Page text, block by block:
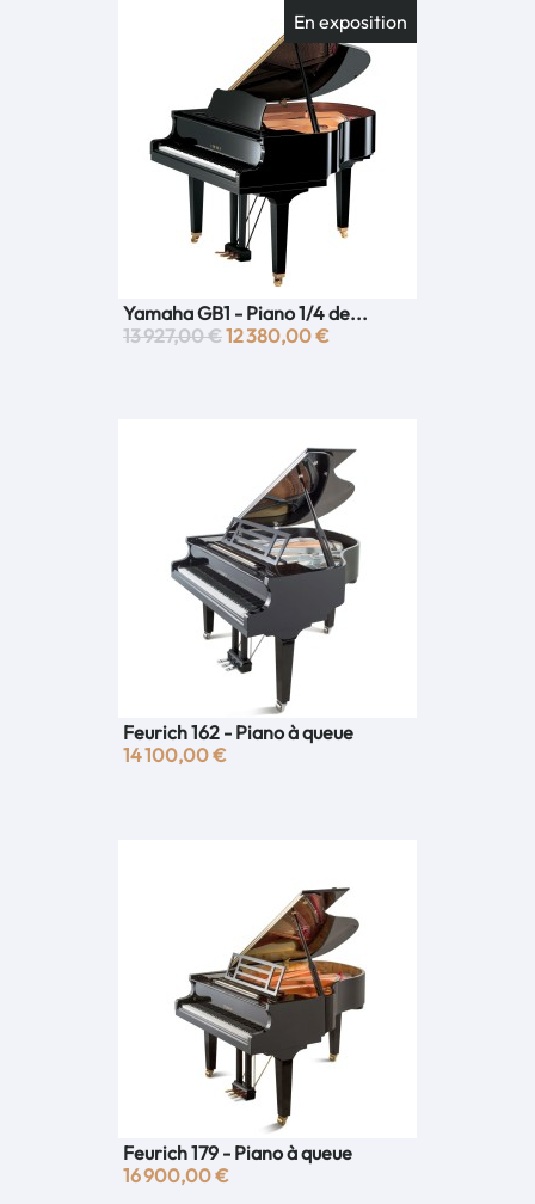
Yamaha GB1 - Piano 1/4 de...
13 927,00 €12 380,00 €
En exposition
Feurich 162 - Piano à queue
14 100,00 €
Feurich 179 - Piano à queue
16 900,00 €